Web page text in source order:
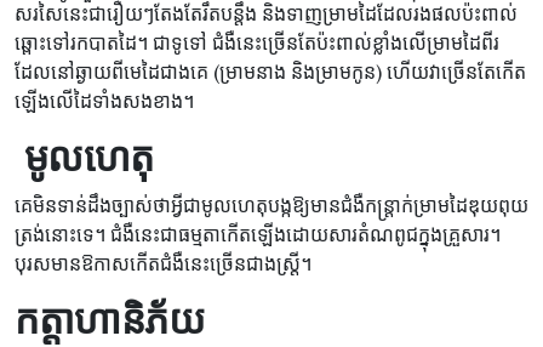
សរសៃនេះជារឿយៗតែងតែរឹតបន្តឹង និងទាញម្រាមដៃដែលរងផលប៉ះពាល់
ឆ្ពោះទៅរកបាតដៃ។ ជាទូទៅ ជំងឺនេះច្រើនតែប៉ះពាល់ខ្លាំងលើម្រាមដៃពីរ
ដែលនៅឆ្ងាយពីមេដៃជាងគេ (ម្រាមនាង និងម្រាមកូន) ហើយវាច្រើនតែកើត
ឡើងលើដៃទាំងសងខាង។
​​ មូលហេតុ
គេមិនទាន់ដឹងច្បាស់ថាអ្វីជាមូលហេតុបង្កឱ្យមានជំងឺកន្ត្រាក់ម្រាមដៃឌុយពុយ
ត្រង់នោះទេ។ ជំងឺនេះជាធម្មតាកើតឡើងដោយសារតំណពូជក្នុងគ្រួសារ។
បុរសមានឱកាសកើតជំងឺនេះច្រើនជាងស្ត្រី។
កត្តាហានិភ័យ